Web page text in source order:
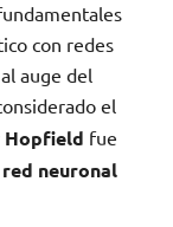
con redes
auge del
el
Hopfield fue
red neuronal